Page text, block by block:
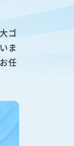
ゴ
ま
任